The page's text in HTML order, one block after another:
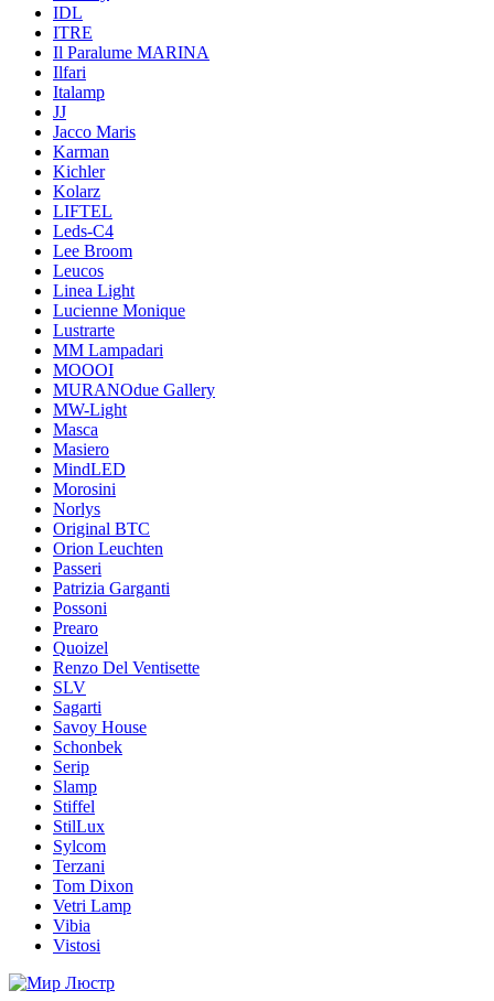
IDL
ITRE
Il Paralume MARINA
Ilfari
Italamp
JJ
Jacco Maris
Karman
Kichler
Kolarz
LIFTEL
Leds-C4
Lee Broom
Leucos
Linea Light
Lucienne Monique
Lustrarte
MM Lampadari
MOOOI
MURANOdue Gallery
MW-Light
Masca
Masiero
MindLED
Morosini
Norlys
Original BTC
Orion Leuchten
Passeri
Patrizia Garganti
Possoni
Prearo
Quoizel
Renzo Del Ventisette
SLV
Sagarti
Savoy House
Schonbek
Serip
Slamp
Stiffel
StilLux
Sylcom
Terzani
Tom Dixon
Vetri Lamp
Vibia
Vistosi